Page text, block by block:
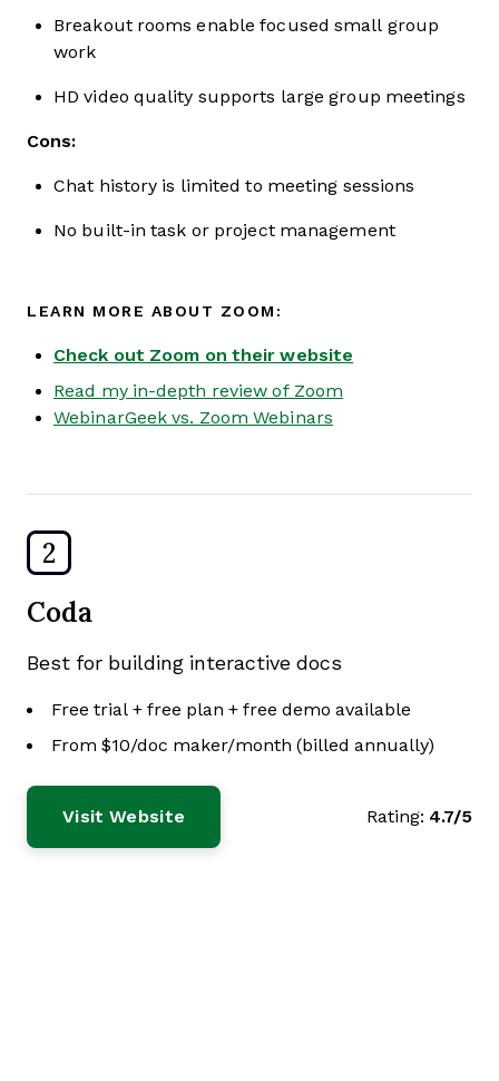
Breakout rooms enable focused small group
work
HD video quality supports large group meetings
Cons:
Chat history is limited to meeting sessions
No built-in task or project management
LEARN MORE ABOUT ZOOM:
Check out Zoom on their website
Read my in-depth review of Zoom
WebinarGeek vs. Zoom Webinars
2
Coda
Best for building interactive docs
Free trial + free plan + free demo available
From $10/doc maker/month (billed annually)
Visit Website Rating: 4.7/5